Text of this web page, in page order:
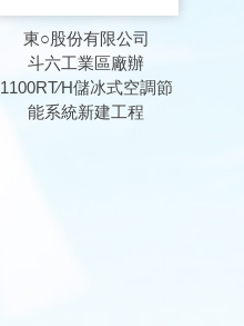
東○股份有限公司
斗六工業區廠辦
1100RT∕H儲冰式空調節
能系統新建工程